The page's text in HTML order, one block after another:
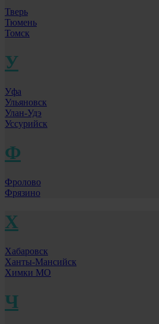
Тверь
Тюмень
Томск
У
Уфа
Ульяновск
Улан-Удэ
Уссурийск
Ф
Фролово
Фрязино
Х
Хабаровск
Ханты-Мансийск
Химки МО
Ч